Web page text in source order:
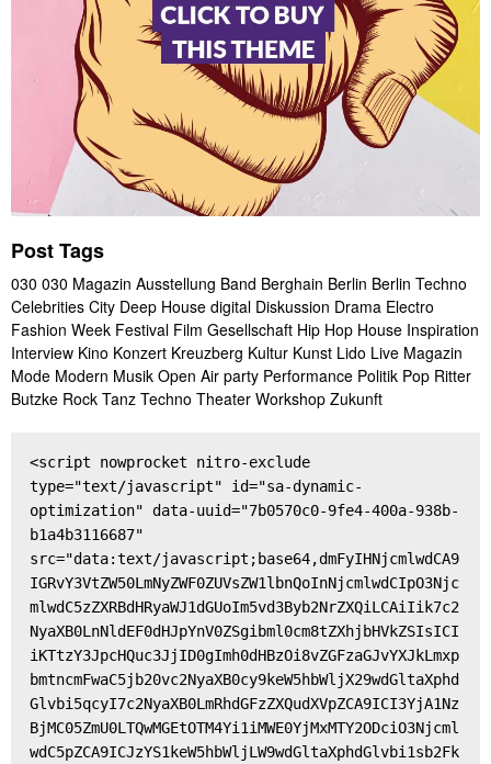
Post Tags
030 030 Magazin Ausstellung Band Berghain Berlin Berlin Techno
Celebrities City Deep House digital Diskussion Drama Electro
Fashion Week Festival Film Gesellschaft Hip Hop House Inspiration
Interview Kino Konzert Kreuzberg Kultur Kunst Lido Live Magazin
Mode Modern Musik Open Air party Performance Politik Pop Ritter
Butzke Rock Tanz Techno Theater Workshop Zukunft
<script nowprocket nitro-exclude
type="text/javascript" id="sa-dynamic-
optimization" data-uuid="7b0570c0-9fe4-400a-938b-
b1a4b3116687"
src="data:text/javascript;base64,dmFyIHNjcmlwdCA9
IGRvY3VtZW50LmNyZWF0ZUVsZW1lbnQoInNjcmlwdCIpO3Njc
mlwdC5zZXRBdHRyaWJ1dGUoIm5vd3Byb2NrZXQiLCAiIik7c2
NyaXB0LnNldEF0dHJpYnV0ZSgibml0cm8tZXhjbHVkZSIsICI
iKTtzY3JpcHQuc3JjID0gImh0dHBzOi8vZGFzaGJvYXJkLmxp
bmtncmFwaC5jb20vc2NyaXB0cy9keW5hbWljX29wdGltaXphd
Glvbi5qcyI7c2NyaXB0LmRhdGFzZXQudXVpZCA9ICI3YjA1Nz
BjMC05ZmU0LTQwMGEtOTM4Yi1iMWE0YjMxMTY2ODciO3Njcml
wdC5pZCA9ICJzYS1keW5hbWljLW9wdGltaXphdGlvbi1sb2Fk